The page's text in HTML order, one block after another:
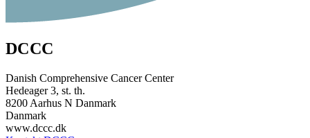
DCCC
Danish Comprehensive Cancer Center
Hedeager 3, st. th.
8200 Aarhus N Danmark
Danmark
www.dccc.dk